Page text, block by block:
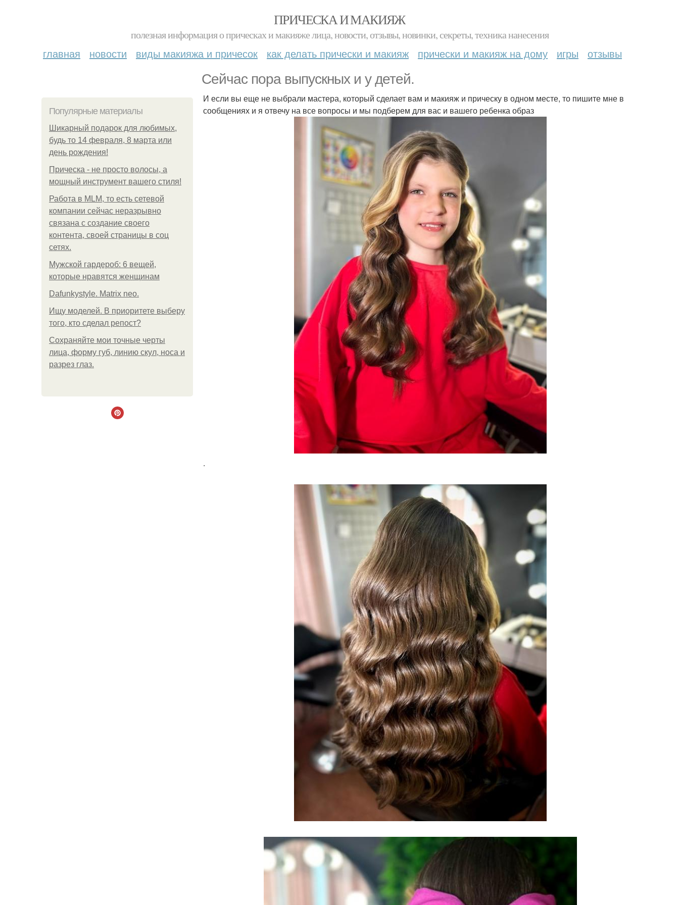
ПРИЧЕСКА И МАКИЯЖ
полезная информация о прическах и макияже лица, новости, отзывы, новинки, секреты, техника нанесения
главная новости виды макияжа и причесок как делать прически и макияж прически и макияж на дому игры отзывы
Сейчас пора выпускных и у детей.
Популярные материалы
Шикарный подарок для любимых,
будь то 14 февраля, 8 марта или
день рождения!
Прическа - не просто волосы, а
мощный инструмент вашего стиля!
Работа в MLM, то есть сетевой
компании сейчас неразрывно
связана с создание своего
контента, своей страницы в соц
сетях.
Мужской гардероб: 6 вещей,
которые нравятся женщинам
Dafunkystyle. Matrix neo.
Ищу моделей. В приоритете выберу
того, кто сделал репост?
Сохраняйте мои точные черты
лица, форму губ, линию скул, носа и
разрез глаз.
И если вы еще не выбрали мастера, который сделает вам и макияж и прическу в одном месте, то пишите мне в
сообщениях и я отвечу на все вопросы и мы подберем для вас и вашего ребенка образ
.